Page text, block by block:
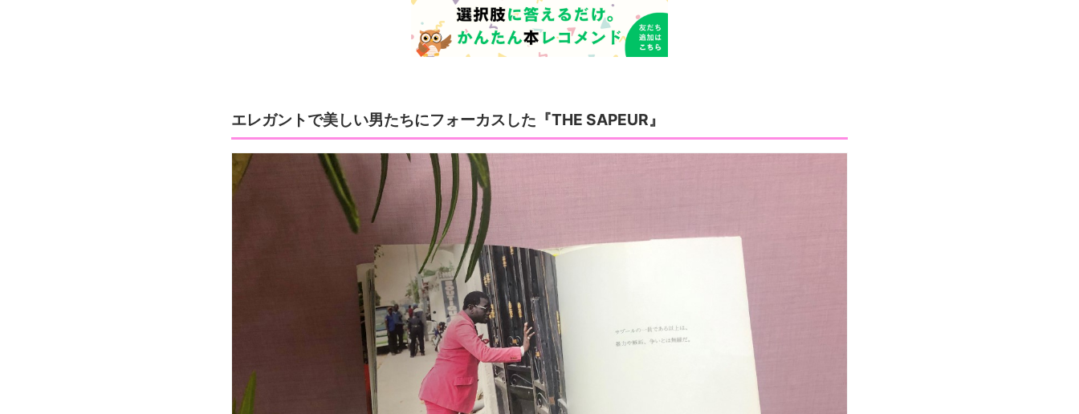
エレガントで美しい男たちにフォーカスした『THE SAPEUR』